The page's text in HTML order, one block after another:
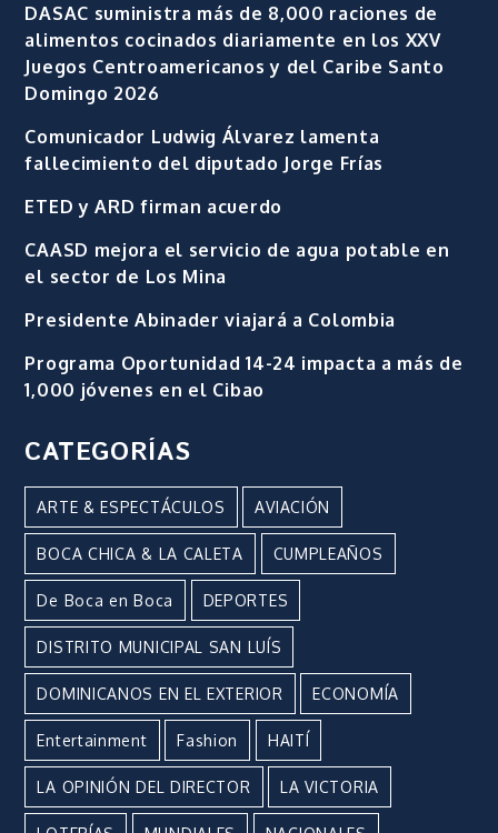
DASAC suministra más de 8,000 raciones de
alimentos cocinados diariamente en los XXV
Juegos Centroamericanos y del Caribe Santo
Domingo 2026
Comunicador Ludwig Álvarez lamenta
fallecimiento del diputado Jorge Frías
ETED y ARD firman acuerdo
CAASD mejora el servicio de agua potable en
el sector de Los Mina
Presidente Abinader viajará a Colombia
Programa Oportunidad 14-24 impacta a más de
1,000 jóvenes en el Cibao
CATEGORÍAS
ARTE & ESPECTÁCULOS AVIACIÓN
BOCA CHICA & LA CALETA CUMPLEAÑOS
De Boca en Boca DEPORTES
DISTRITO MUNICIPAL SAN LUÍS
DOMINICANOS EN EL EXTERIOR ECONOMÍA
Entertainment Fashion HAITÍ
LA OPINIÓN DEL DIRECTOR LA VICTORIA